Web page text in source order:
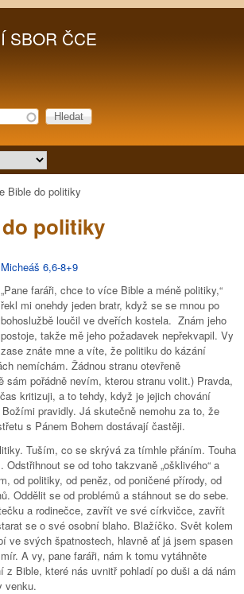
SBOR ČCE
Bible do politiky
politiky
Micheáš 6,6-8+9
„Pane faráři, chce to více Bible a méně politiky,“
řekl mi onehdy jeden bratr, když se se mnou po
bohoslužbě loučil ve dveřích kostela. Znám jeho
postoje, takže mě jeho požadavek nepřekvapil. Vy
zase znáte mne a víte, že politiku do kázání
nemíchám. Žádnou stranu otevřeně
sám pořádně nevím, kterou stranu volit.) Pravda,
kritizuji, a to tehdy, když je jejich chování
pravidly. Já skutečně nemohu za to, že
s Pánem Bohem dostávají častěji.
Tuším, co se skrývá za tímhle přáním. Touha
se od toho takzvaně „ošklivého“ a
od politiky, od peněz, od poničené přírody, od
Oddělit se od problémů a stáhnout se do sebe.
a rodinečce, zavřít ve své církvičce, zavřít
se o své osobní blaho. Blažíčko. Svět kolem
ve svých špatnostech, hlavně ať já jsem spasen
A vy, pane faráři, nám k tomu vytáhněte
z Bible, které nás uvnitř pohladí po duši a dá nám
venku.